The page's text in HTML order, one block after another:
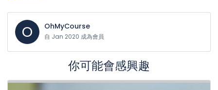
O OhMyCourse
自 Jan 2020 成為會員
你可能會感興趣